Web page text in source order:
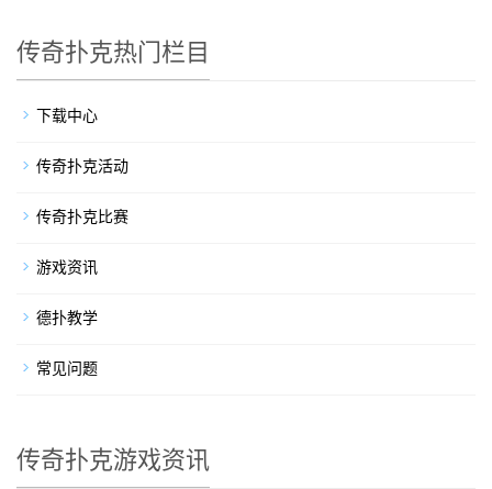
传奇扑克热门栏目
下载中心
传奇扑克活动
传奇扑克比赛
游戏资讯
德扑教学
常见问题
传奇扑克游戏资讯